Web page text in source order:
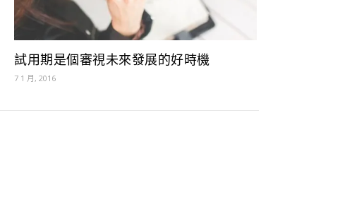
試用期是個審視未來發展的好時機
7 1 月, 2016